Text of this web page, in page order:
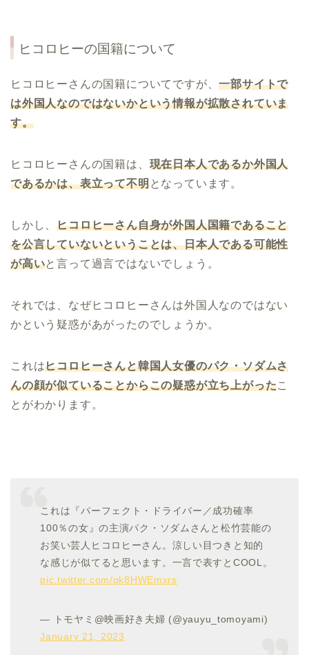
ヒコロヒーの国籍について
ヒコロヒーさんの国籍についてですが、一部サイトで
は外国人なのではないかという情報が拡散されていま
す。
ヒコロヒーさんの国籍は、 現在日本人であるか外国人
であるかは、表立って不明となっています。
しかし、ヒコロヒーさん自身が外国人国籍であること
を公言していないということは、日本人である可能性
が高いと言って過言ではないでしょう。
それでは、なぜヒコロヒーさんは外国人なのではない
かという疑惑があがったのでしょうか。
これはヒコロヒーさんと韓国人女優のパク・ソダムさ
んの顔が似ていることからこの疑惑が立ち上がったこ
とがわかります。
これは『パーフェクト・ドライバー／成功確率
100％の女』の主演パク・ソダムさんと松竹芸能の
お笑い芸人ヒコロヒーさん。涼しい目つきと知的
な感じが似てると思います。一言で表すとCOOL。
pic.twitter.com/qk8HWEmxrs
— トモヤミ@映画好き夫婦 (@yauyu_tomoyami)
January 21, 2023